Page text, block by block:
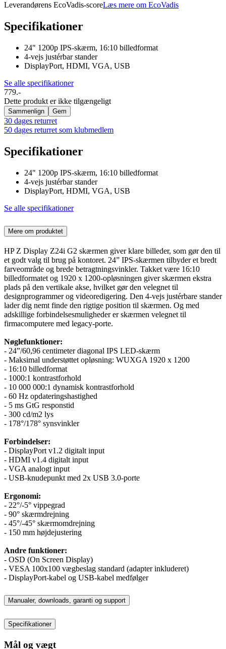
Leverandørens EcoVadis-scoreLæs mere om EcoVadis
Specifikationer
24" 1200p IPS-skærm, 16:10 billedformat
4-vejs justérbar stander
DisplayPort, HDMI, VGA, USB
Se alle specifikationer
779.-
Dette produkt er ikke tilgængeligt
Sammenlign Gem
30 dages returret
50 dages returret som klubmedlem
Specifikationer
24" 1200p IPS-skærm, 16:10 billedformat
4-vejs justérbar stander
DisplayPort, HDMI, VGA, USB
Se alle specifikationer
Mere om produktet
HP Z Display Z24i G2 skærmen giver klare billeder, som gør den til
et godt valg til brug på kontoret. 24” IPS-skærmen tilbyder et bredt
farveområde og brede betragtningsvinkler. Takket være 16:10
billedformatet og 1920 x 1200-opløsningen giver skærmen ekstra
plads på den vertikale akse, hvilket gør den velegnet til
designprogrammer og videoredigering. Den 4-vejs justérbare stander
lader dig nemt finde den rigtige position til skærmen. Og med
adskillige forbindelsesmuligheder er skærmen velegnet til
firmacomputere med legacy-porte.
Nøglefunktioner:
- 24”/60,96 centimeter diagonal IPS LED-skærm
- Maksimal understøttet opløsning: WUXGA 1920 x 1200
- 16:10 billedformat
- 1000:1 kontrastforhold
- 10 000 000:1 dynamisk kontrastforhold
- 60 Hz opdateringshastighed
- 5 ms GtG responstid
- 300 cd/m2 lys
- 178°/178° synsvinkler
Forbindelser:
- DisplayPort v1.2 digitalt input
- HDMI v1.4 digitalt input
- VGA analogt input
- USB-knudepunkt med 2x USB 3.0-porte
Ergonomi:
- 22°/-5° vippegrad
- 90° skærmdrejning
- 45°/-45° skærmomdrejning
- 150 mm højdejustering
Andre funktioner:
- OSD (On Screen Display)
- VESA 100x100 vægbeslag standard (adapter inkluderet)
- DisplayPort-kabel og USB-kabel medfølger
Manualer, downloads, garanti og support
Specifikationer
Mål og vægt